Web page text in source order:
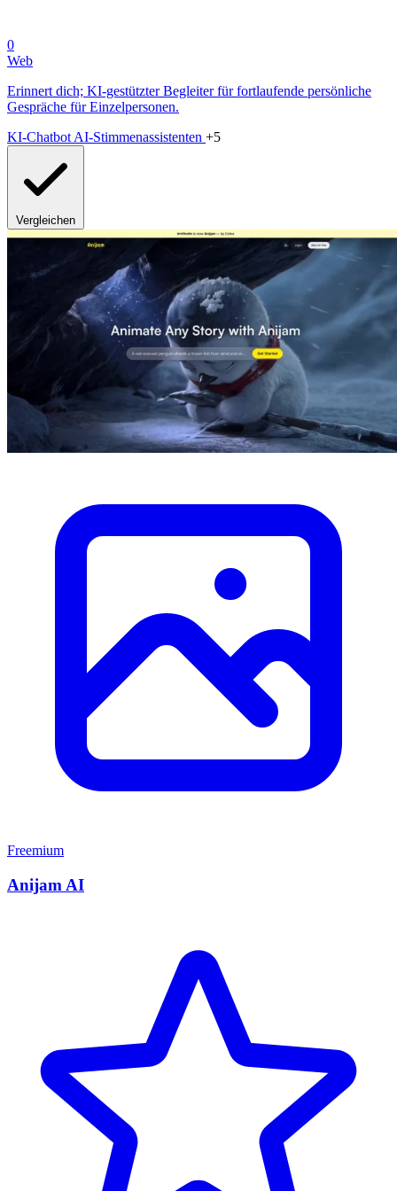
0
Web
Erinnert dich; KI-gestützter Begleiter für fortlaufende persönliche
Gespräche für Einzelpersonen.
KI-ChatbotAI-Stimmenassistenten +5
Vergleichen
Freemium
Anijam AI